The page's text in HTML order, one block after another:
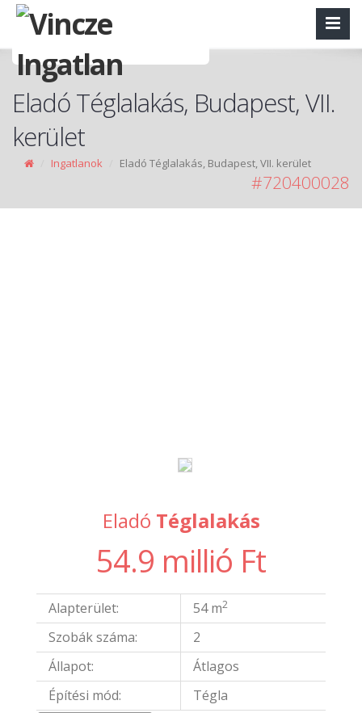
Eladó Téglalakás, Budapest, VII.
kerület
Ingatlanok Eladó Téglalakás, Budapest, VII. kerület
#720400028
Eladó Téglalakás
54.9 millió Ft
Alapterület: 54 m2
Szobák száma:
2
Állapot:
Átlagos
Építési mód:
Tégla